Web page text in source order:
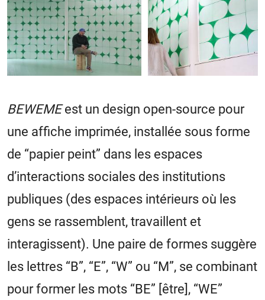
BEWEMEest un design open-source pour
une affiche imprimée, installée sous forme
de “papier peint” dans les espaces
d’interactions sociales des institutions
publiques (des espaces intérieurs où les
gens se rassemblent, travaillent et
interagissent). Une paire de formes suggère
les lettres “B”, “E”, “W” ou “M”, se combinant
pour former les mots “BE” [être], “WE”